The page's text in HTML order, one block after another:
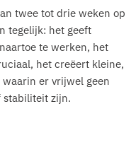
twee tot drie weken op
tegelijk: het geeft
te werken, het
het creëert kleine,
er vrijwel geen
stabiliteit zijn.